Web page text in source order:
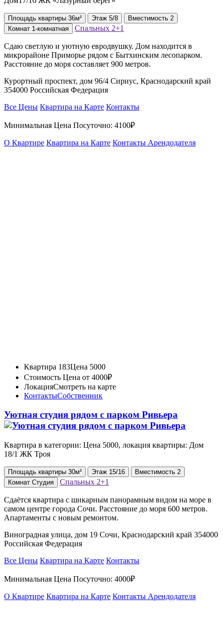
Площадь квартиры 36м² Этаж 5/8 Вместимость 2
Комнат 1-комнатная Спальных 2+1
Сдаю светлую и уютную евродвушку. Дом находится в
микрорайоне Приморье рядом с Бытхинским лесопарком.
Расстояние до моря составляет 900 метров.
Курортный проспект, дом 96/4 Сириус, Краснодарский край
354000 Российская Федерация
Все Цены Квартира на Карте Контакты
Минимальная Цена Посуточно: 4100₽
О Квартире Квартира на Карте Контакты Арендодателя
Квартира 183Цена 5000
Стоимость Цена от 4000₽
ЛокацияСмотреть на карте
КонтактыСобственник
Уютная студия рядом с парком Ривьера
Квартира в категории: Цена 5000, локация квартиры: Дом
18/1 ЖК Троя
Площадь квартиры 30м² Этаж 15/16 Вместимость 2
Комнат Студия Спальных 2+1
Сдаётся квартира с шикарным панорамным видом на море в
самом центре города Сочи. Расстояние до моря 600 метров.
Апартаменты с новым ремонтом.
Виноградная улица, дом 19 Сочи, Краснодарский край 354000
Российская Федерация
Все Цены Квартира на Карте Контакты
Минимальная Цена Посуточно: 4000₽
О Квартире Квартира на Карте Контакты Арендодателя